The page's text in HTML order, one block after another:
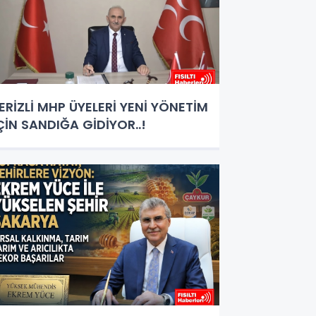
MHP ÜYELERİ YENİ YÖNETİM
SANDIĞA GİDİYOR..!